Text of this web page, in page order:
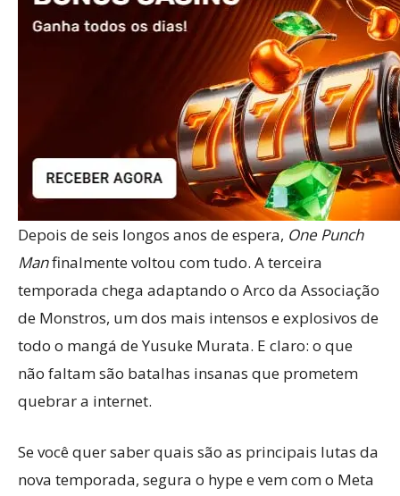
Depois de seis longos anos de espera, One Punch
Manfinalmente voltou com tudo. A terceira
temporada chega adaptando o Arco da Associação
de Monstros, um dos mais intensos e explosivos de
todo o mangá de Yusuke Murata. E claro: o que
não faltam são batalhas insanas que prometem
quebrar a internet.
Se você quer saber quais são as principais lutas da
nova temporada, segura o hype e vem com o Meta